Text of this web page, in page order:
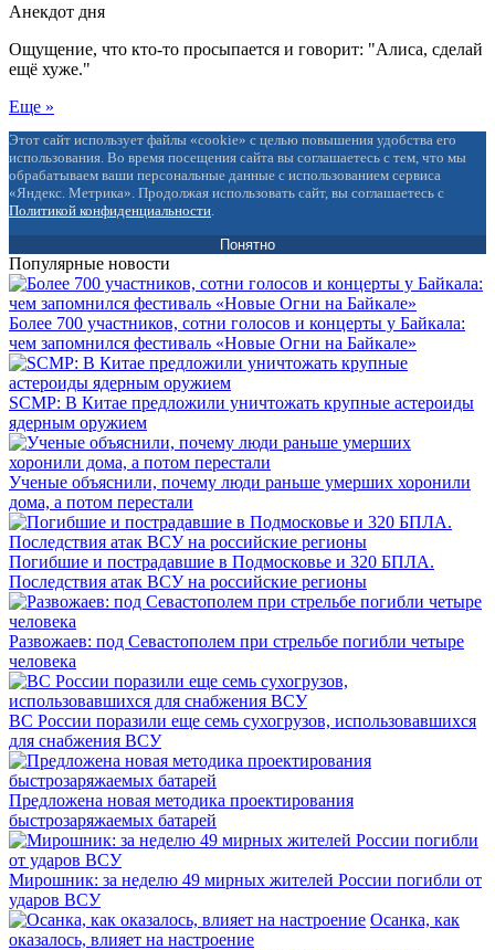
Анекдот дня
Ощущение, что кто-то просыпается и говорит: "Алиса, сделай
ещё хуже."
Еще »
Этот сайт использует файлы «cookie» с целью повышения удобства его
использования. Во время посещения сайта вы соглашаетесь с тем, что мы
обрабатываем ваши персональные данные с использованием сервиса
«Яндекс. Метрика». Продолжая использовать сайт, вы соглашаетесь с
Политикой конфиденциальности
Понятно
Популярные новости
Более 700 участников, сотни голосов и концерты у Байкала:
чем запомнился фестиваль «Новые Огни на Байкале»
SCMP: В Китае предложили уничтожать крупные астероиды
ядерным оружием
Ученые объяснили, почему люди раньше умерших хоронили
дома, а потом перестали
Погибшие и пострадавшие в Подмосковье и 320 БПЛА.
Последствия атак ВСУ на российские регионы
Развожаев: под Севастополем при стрельбе погибли четыре
человека
ВС России поразили еще семь сухогрузов, использовавшихся
для снабжения ВСУ
Предложена новая методика проектирования
быстрозаряжаемых батарей
Мирошник: за неделю 49 мирных жителей России погибли от
ударов ВСУ
Осанка, как
оказалось, влияет на настроение